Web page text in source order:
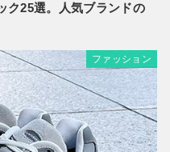
ク25選。人気ブランドの
ファッション